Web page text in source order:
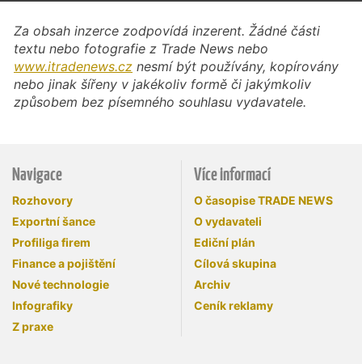
Za obsah inzerce zodpovídá inzerent. Žádné části
textu nebo fotografie z Trade News nebo
www.itradenews.cz nesmí být používány, kopírovány
nebo jinak šířeny v jakékoliv formě či jakýmkoliv
způsobem bez písemného souhlasu vydavatele.
Navigace
Rozhovory
Exportní šance
Profiliga firem
Finance a pojištění
Nové technologie
Infografiky
Z praxe
Více informací
O časopise TRADE NEWS
O vydavateli
Ediční plán
Cílová skupina
Archiv
Ceník reklamy